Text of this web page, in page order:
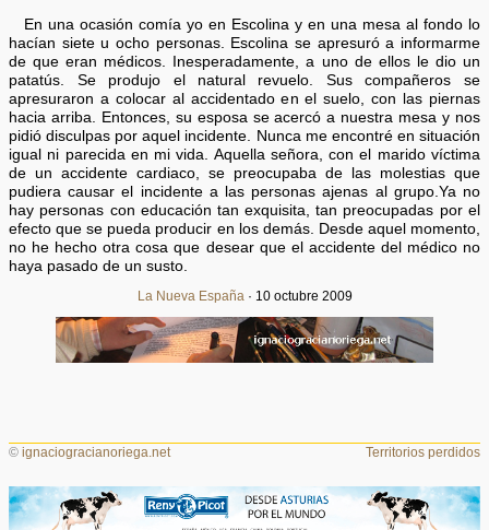
En una ocasión comía yo en Escolina y en una mesa al fondo lo
hacían siete u ocho personas. Escolina se apresuró a informarme
de que eran médicos. Inesperadamente, a uno de ellos le dio un
patatús. Se produjo el natural revuelo. Sus compañeros se
apresuraron a colocar al accidentado en el suelo, con las piernas
hacia arriba. Entonces, su esposa se acercó a nuestra mesa y nos
pidió disculpas por aquel incidente. Nunca me encontré en situación
igual ni parecida en mi vida. Aquella señora, con el marido víctima
de un accidente cardiaco, se preocupaba de las molestias que
pudiera causar el incidente a las personas ajenas al grupo.Ya no
hay personas con educación tan exquisita, tan preocupadas por el
efecto que se pueda producir en los demás. Desde aquel momento,
no he hecho otra cosa que desear que el accidente del médico no
haya pasado de un susto.
La Nueva España · 10 octubre 2009
©ignaciogracianoriega.net Territorios perdidos